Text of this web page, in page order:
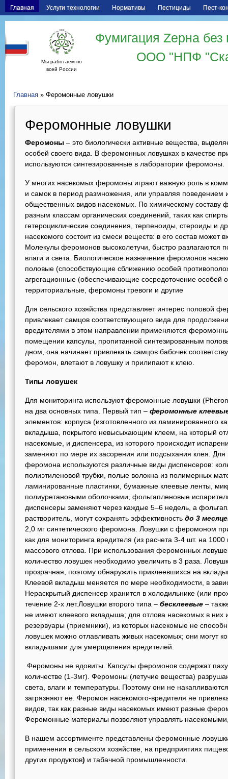
Главная Услуги технологии Нормативы Пестициды Пест-
Мы работаем по
всей России
Фумигация Zерна
ООО "НПФ
Главная » Феромонные ловушки
Феромонные ловушки
Феромоны – это биологически активные вещества,
особей своего вида. В феромонных ловушках в качестве
используются синтезированные в лаборатории феромоны.
У многих насекомых феромоны играют важную роль в
и самок в период размножения, или управляя поведением
общественных видов насекомых. По химическому составу
разным классам органических соединений, таких как
гетероциклические соединения, терпеноиды, стероиды и
насекомого состоит из смеси веществ: в его состав может
Молекулы феромонов высоколетучи, быстро разлагаются
влаги и света. Биологическое назначение феромонов
половые (способствующие сближению особей
агрегационные (обеспечивающие сосредоточение особей
территориальные, феромоны тревоги и другие
Для сельского хозяйства представляет интерес половой
привлекает самцов соответствующего вида для
вредителями в этом направлении применяются
помещении капсулы, пропитанной синтезированным
дном, она начинает привлекать самцов бабочек
феромон, влетают в ловушку и прилипают к клею.
Типы ловушек
Для мониторинга используют феромонные ловушки
на два основных типа. Первый тип – феромонные
элементов: корпуса (изготовленного из ламинированного
вкладыша, покрытого невысыхающим клеем, на который
насекомые, и диспенсера, из которого происходит
заменяют по мере их засорения или подсыхания клея.
феромона используются различные виды диспенсеров:
полиэтиленовой трубки, полые волокна из полимерных
ламинированные пластинки, бумажные клеевые ленты,
полиуретановыми оболочками, фольгапленовые
диспенсеры заменяют через каждые 5–6 недель, а
растворитель, могут сохранять эффективность до 3
2,0 мг синтетического феромона. Ловушки с феромоном
как для мониторинга вредителя (из расчета 3-4 шт. на
массового отлова. При использования феромонных
количество ловушек необходимо увеличить в 3 раза.
прозрачная, поэтому обнаружить приклеевшихся на
Клеевой вкладыш меняется по мере необходимости, в
Нераскрытый диспенсер хранится в холодильнике (или
течение 2-х лет.Ловушки второго типа – бесклеевые –
не имеют клеевого вкладыша; для отлова насекомых в них
резервуары (приемники), из которых насекомые не
ловушек можно отлавливать живых насекомых; они могут
вкладышами для умерщвления вредителей.
Феромоны не ядовиты. Капсулы феромонов содержат
количестве (1-3мг). Феромоны (летучие вещества)
света, влаги и температуры. Поэтому они не
загрязняют ее. Феромон насекомого-вредителя не
видов, так как разные виды насекомых имеют разные
Феромонные материалы позволяют управлять насекомыми,
В нашем ассортименте представлены феромонные
применения в сельском хозяйстве, на предприятиях
других продуктов) и табачной промышленности.